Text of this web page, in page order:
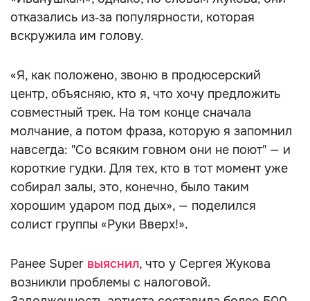
отказались из‑за популярности, которая
вскружила им голову.
«Я, как положено, звоню в продюсерский
центр, объясняю, кто я, что хочу предложить
совместный трек. На том конце сначала
молчание, а потом фраза, которую я запомнил
навсегда: "Со всяким говном они не поют" — и
короткие гудки. Для тех, кто в тот момент уже
собирал залы, это, конечно, было таким
хорошим ударом под дых», — поделился
солист группы «Руки Вверх!».
Ранее Super выяснил, что у Сергея Жукова
возникли проблемы с налоговой.